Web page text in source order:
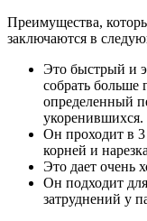
Преимущества,
заключаются в
Это быстрый и
собрать больше
определенный
укоренившихся.
Он проходит в 3
корней и
Это дает очень
Он подходит
затруднений у